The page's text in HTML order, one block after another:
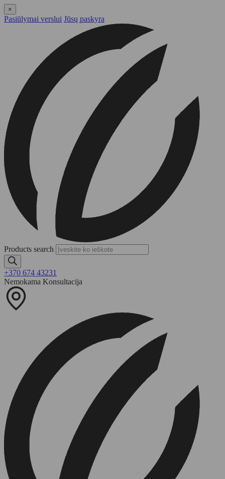
×
Pasiūlymai verslui Jūsų paskyra
Products search
+370 674 43231
Nemokama Konsultacija